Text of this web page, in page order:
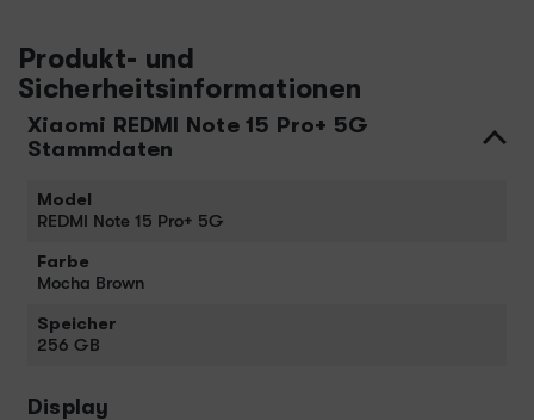
Produkt- und
Sicherheitsinformationen
Xiaomi REDMI Note 15 Pro+ 5G
Stammdaten
Model
REDMI Note 15 Pro+ 5G
Farbe
Mocha Brown
Speicher
256 GB
Display